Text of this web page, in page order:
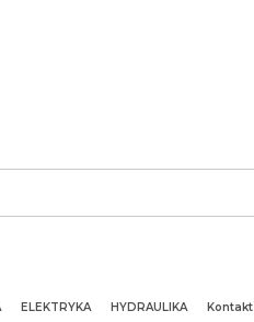
ELEKTRYKA HYDRAULIKA Kontakt